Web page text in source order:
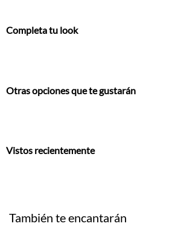
Completa tu look
Otras opciones que te gustarán
Vistos recientemente
También te encantarán